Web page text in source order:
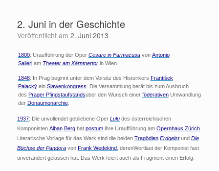
springen2. Juni in der Geschichte
Veröffentlicht am 2. Juni 2013
1800: Uraufführung der Oper Cesare in Farmacusavon Antonio
Salieriam Theater am Kärntnertorin Wien.
1848: In Prag beginnt unter dem Vorsitz des Historikers František
Palackýein Slawenkongress . Die Versammlung berät bis zum Ausbruch
des Prager Pfingstaufstandsüber den Wunsch einer föderativenUmwandlung
der Donaumonarchie.
1937: Die unvollendet gebliebene Oper Lulu des österreichischen
Komponisten Alban Berg hat postum ihre Uraufführung am Opernhaus Zürich
Literarische Vorlage für das Werk sind die beiden Tragödien Erdgeistund Die
Büchse der Pandora von Frank Wedekind , derenWortlaut der Komponist fast
unverändert gelassen hat. Das Werk feiert auch als Fragment einen Erfolg.